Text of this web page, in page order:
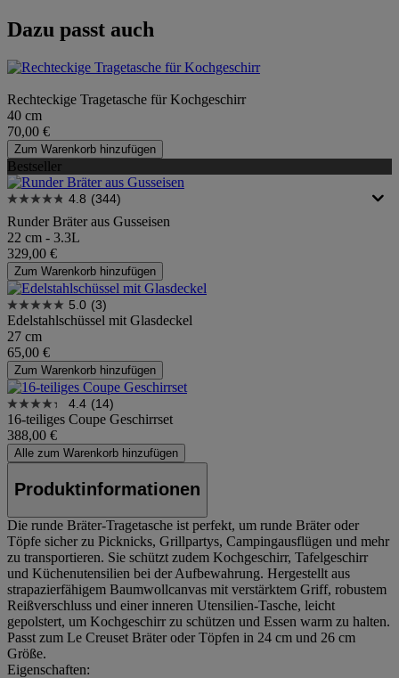
Dazu passt auch
Rechteckige Tragetasche für Kochgeschirr
40 cm
70,00 €
Zum Warenkorb hinzufügen
Bestseller
4.8 (344)
Runder Bräter aus Gusseisen
22 cm - 3.3L
329,00 €
Zum Warenkorb hinzufügen
5.0 (3)
Edelstahlschüssel mit Glasdeckel
27 cm
65,00 €
Zum Warenkorb hinzufügen
4.4 (14)
16-teiliges Coupe Geschirrset
388,00 €
Alle zum Warenkorb hinzufügen
Produktinformationen
Die runde Bräter-Tragetasche ist perfekt, um runde Bräter oder
Töpfe sicher zu Picknicks, Grillpartys, Campingausflügen und mehr
zu transportieren. Sie schützt zudem Kochgeschirr, Tafelgeschirr
und Küchenutensilien bei der Aufbewahrung. Hergestellt aus
strapazierfähigem Baumwollcanvas mit verstärktem Griff, robustem
Reißverschluss und einer inneren Utensilien-Tasche, leicht
gepolstert, um Kochgeschirr zu schützen und Essen warm zu halten.
Passt zum Le Creuset Bräter oder Töpfen in 24 cm und 26 cm
Größe.
Eigenschaften: